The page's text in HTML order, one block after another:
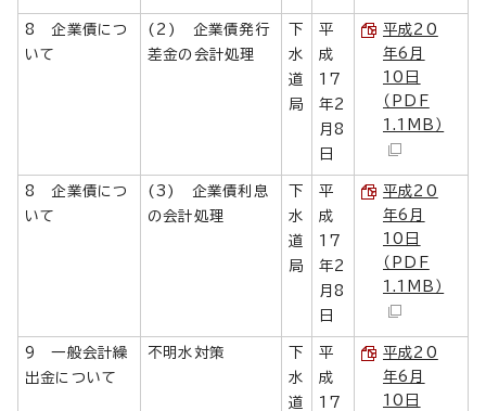
8 企業債につ
いて
(2) 企業債発行
差金の会計処理
下
水
道
局
平
成
17
年2
月8
日
平成20
年6月
10日
（PDF
1.1MB）
8 企業債につ
いて
(3) 企業債利息
の会計処理
下
水
道
局
平
成
17
年2
月8
日
平成20
年6月
10日
（PDF
1.1MB）
9 一般会計繰
出金について
不明水対策
下
水
道
平
成
17
平成20
年6月
10日